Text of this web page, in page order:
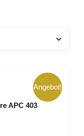
Angebot!
APC 403